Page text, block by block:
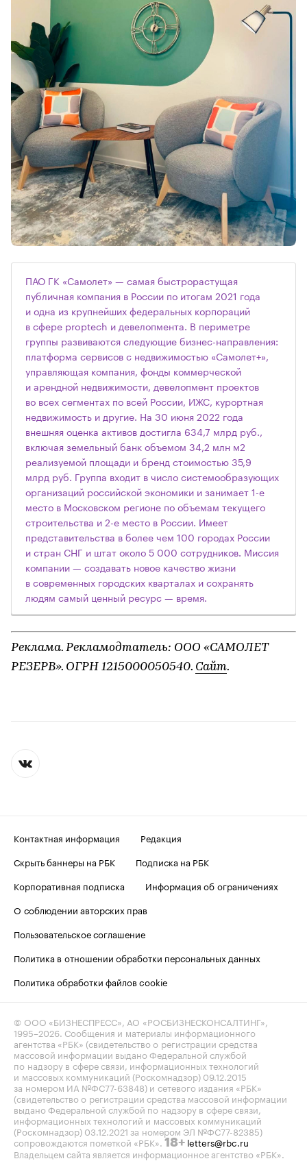
ПАО ГК «Самолет» — самая быстрорастущая
публичная компания в России по итогам 2021 года
и одна из крупнейших федеральных корпораций
в сфере proptech и девелопмента. В периметре
группы развиваются следующие бизнес-направления:
платформа сервисов с недвижимостью «Самолет+»,
управляющая компания, фонды коммерческой
и арендной недвижимости, девелопмент проектов
во всех сегментах по всей России, ИЖС, курортная
недвижимость и другие. На 30 июня 2022 года
внешняя оценка активов достигла 634,7 млрд руб.,
включая земельный банк объемом 34,2 млн м2
реализуемой площади и бренд стоимостью 35,9
млрд руб. Группа входит в число системообразующих
организаций российской экономики и занимает 1-е
место в Московском регионе по объемам текущего
строительства и 2-е место в России. Имеет
представительства в более чем 100 городах России
и стран СНГ и штат около 5 000 сотрудников. Миссия
компании — создавать новое качество жизни
в современных городских кварталах и сохранять
людям самый ценный ресурс — время.
Реклама. Рекламодтатель: ООО «САМОЛЕТ
РЕЗЕРВ». ОГРН 1215000050540. Сайт.
Контактная информация
Редакция
Скрыть баннеры на РБК
Подписка на РБК
Корпоративная подписка
Информация об ограничениях
О соблюдении авторских прав
Пользовательское соглашение
Политика в отношении обработки персональных данных
Политика обработки файлов cookie
© ООО «БИЗНЕСПРЕСС», АО «РОСБИЗНЕСКОНСАЛТИНГ»,
1995–2026 . Сообщения и материалы информационного
агентства «РБК» (свидетельство о регистрации средства
массовой информации выдано Федеральной службой
по надзору в сфере связи, информационных технологий
и массовых коммуникаций (Роскомнадзор) 09.12.2015
за номером ИА №ФС77-63848) и сетевого издания «РБК»
(свидетельство о регистрации средства массовой информации
выдано Федеральной службой по надзору в сфере связи,
информационных технологий и массовых коммуникаций
(Роскомнадзор) 03.12.2021 за номером ЭЛ №ФС77-82385)
сопровождаются пометкой «РБК». 18+ letters@rbc.ru
Владельцем сайта является информационное агентство «РБК».